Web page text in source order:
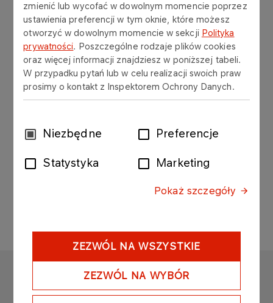
zmienić lub wycofać w dowolnym momencie poprzez
ustawienia preferencji w tym oknie, które możesz
otworzyć w dowolnym momencie w sekcji Polityka
prywatności. Poszczególne rodzaje plików cookies
oraz więcej informacji znajdziesz w poniższej tabeli.
W przypadku pytań lub w celu realizacji swoich praw
prosimy o kontakt z Inspektorem Ochrony Danych.
WybórNiezbędne Preferencje
Statystyka Marketing
Pokaż szczegóły
ZEZWÓL NA WSZYSTKIE
ZEZWÓL NA WYBÓR
Biuro Obsługi Transakcji
Detalicznych
256 55 82
barbara.kocima@orlen.pl​